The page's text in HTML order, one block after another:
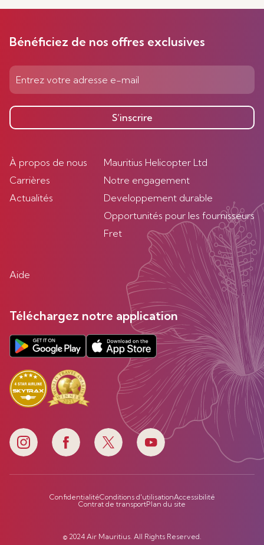
Bénéficiez de nos offres exclusives
S’inscrire
À propos de nous
Carrières
Actualités
Mauritius Helicopter Ltd
Notre engagement
Developpement durable
Opportunités pour les fournisseurs
Fret
Aide
Téléchargez notre application
ConfidentialitéConditions d'utilisationAccessibilité
Contrat de transportPlan du site
© 2024 Air Mauritius. All Rights Reserved.